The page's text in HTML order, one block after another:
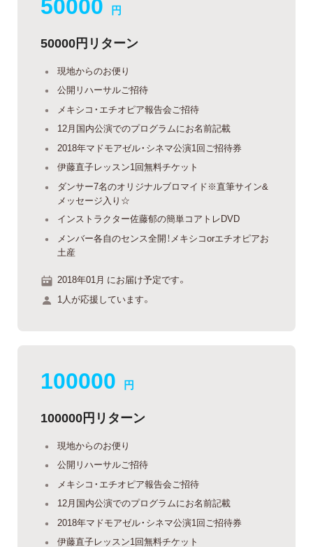
円
50000円リターン
現地からのお便り
公開リハーサルご招待
メキシコ・エチオピア報告会ご招待
12月国内公演でのプログラムにお名前記載
2018年マドモアゼル・シネマ公演1回ご招待券
伊藤直子レッスン1回無料チケット
ダンサー7名のオリジナルブロマイド※直筆サイン&
メッセージ入り☆
インストラクター佐藤郁の簡単コアトレDVD
メンバー各自のセンス全開！メキシコorエチオピアお
土産
2018年01月 にお届け予定です。
1人が応援しています。
100000 円
100000円リターン
現地からのお便り
公開リハーサルご招待
メキシコ・エチオピア報告会ご招待
12月国内公演でのプログラムにお名前記載
2018年マドモアゼル・シネマ公演1回ご招待券
伊藤直子レッスン1回無料チケット